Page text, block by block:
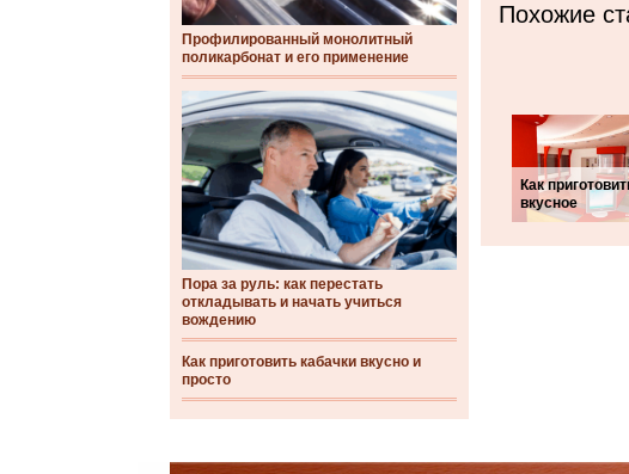
Профилированный монолитный
поликарбонат и его применение
Пора за руль: как перестать
откладывать и начать учиться
вождению
Как приготовить кабачки вкусно и
просто
Похожие
Как
вкусное